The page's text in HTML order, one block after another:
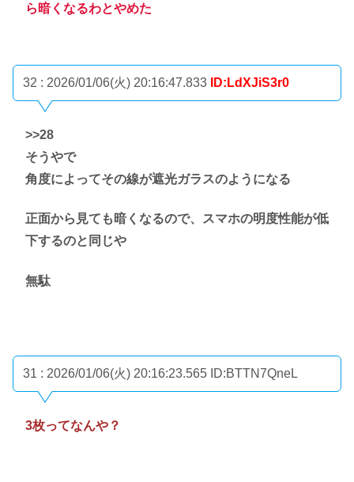
ら暗くなるわとやめた
32 : 2026/01/06(火) 20:16:47.833 ID:LdXJiS3r0
>>28
そうやで
角度によってその線が遮光ガラスのようになる
正面から見ても暗くなるので、スマホの明度性能が低
下するのと同じや
無駄
31 : 2026/01/06(火) 20:16:23.565 ID:BTTN7QneL
3枚ってなんや？